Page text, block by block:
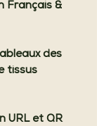
Français &
des
tissus
URL et QR